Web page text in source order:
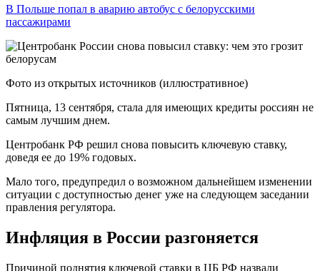
В Польше попал в аварию автобус с белорусскими
пассажирами
Фото из открытых источников (иллюстративное)
Пятница, 13 сентября, стала для имеющих кредиты россиян не
самым лучшим днем.
Центробанк РФ решил снова повысить ключевую ставку,
доведя ее до 19% годовых.
Мало того, предупредил о возможном дальнейшем изменении
ситуации с доступностью денег уже на следующем заседании
правления регулятора.
Инфляция в России разгоняется
Причиной поднятия ключевой ставки в ЦБ РФ назвали